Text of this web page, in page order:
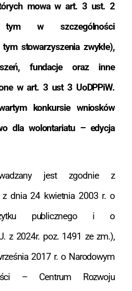
mowa w art. 3 ust. 2
w szczególności
stowarzyszenia zwykłe),
fundacje oraz inne
w art. 3 ust 3 UoDPPiW.
konkursie wniosków
dla wolontariatu – edycja
jest zgodnie z
z dnia 24 kwietnia 2003 r. o
publicznego i o
z 2024r. poz. 1491 ze zm.),
2017 r. o Narodowym
– Centrum Rozwoju